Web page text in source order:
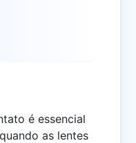
é essencial
as lentes